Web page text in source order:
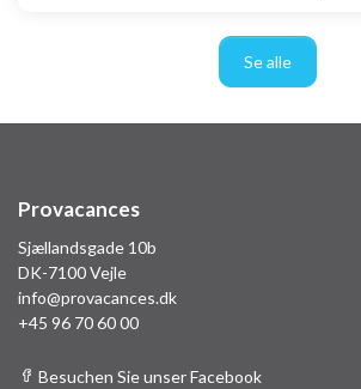
Se alle
Provacances
Sjællandsgade 10b
DK-7100 Vejle
info@provacances.dk
+45 96 70 60 00
Besuchen Sie unser Facebook